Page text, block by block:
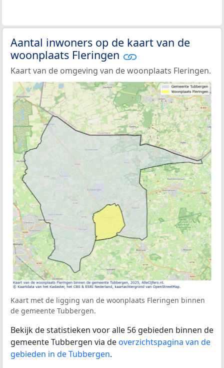
Aantal inwoners op de kaart van de
woonplaats Fleringen
Kaart van de omgeving van de woonplaats Fleringen.
Kaart met de ligging van de woonplaats Fleringen binnen
de gemeente Tubbergen.
Bekijk de statistieken voor alle 56 gebieden binnen de
gemeente Tubbergen via deoverzichtspagina van de
gebieden in de Tubbergen.